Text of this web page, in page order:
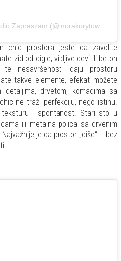
chic prostora jeste da zavolite
zid od cigle, vidljive cevi ili beton
nesavršenosti daju prostoru
takve elemente, efekat možete
drvetom, komadima sa
ne traži perfekciju, nego istinu.
i spontanost. Stari sto u
ili metalna polica sa drvenim
je da prostor „diše“ – bez